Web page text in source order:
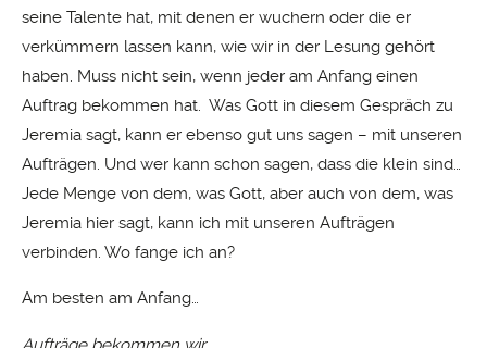
seine Talente hat, mit denen er wuchern oder die er
verkümmern lassen kann, wie wir in der Lesung gehört
haben. Muss nicht sein, wenn jeder am Anfang einen
Auftrag bekommen hat. Was Gott in diesem Gespräch zu
Jeremia sagt, kann er ebenso gut uns sagen – mit unseren
Aufträgen. Und wer kann schon sagen, dass die klein sind…
Jede Menge von dem, was Gott, aber auch von dem, was
Jeremia hier sagt, kann ich mit unseren Aufträgen
verbinden. Wo fange ich an?
Am besten am Anfang…